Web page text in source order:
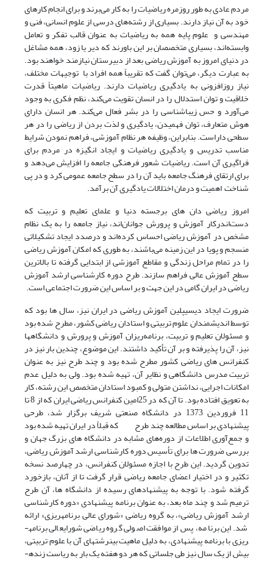
مردم عادی به طور روزمره ریاضیات را به کار می‌برند و برای انجام کارهای
خود به آن نیاز دارند. بسیاری از رشته‌های درسی از علوم انسانی، فنی و
مهندسی و علوم پایه همه به ریاضیات به عنوان قالب تفکر و تعامل
وابسته‌اند، بسیاری متخصصان بر این باورند که دیر یا زود، همه مشاغل
در دنیای امروز به آموزش ریاضی بعد از دبیرستان نیازمند خواهند بود.
به عبارت دیگر، می‌توان گفت که تقریباً همه افراد با توجیهات مختلف،
نیاز روزافزونی به یادگیری ریاضیات دارند. ریاضیات ماهیتاً قدرت
خلاقیت و توان استدلال را در انسان تقویت می‌کند، نظم فکری به وجود
می‌آورد و حس زیباشناسی را در بشر فعال می‌کند. هر انسان دارای
هوش متعارف، توان فهمیدن، یادگیری و لذت بردن از ریاضی را در هر
سطحی داراست. بنابراین، وظیفه هر نظام آموزشی، فراهم نمودن شرایط
مناسب تدریس و یادگیری ریاضیات و ایجاد انگیزه در مردم برای
فراگیری آن است. ریاضیات شعور فرهنگی جامعه را افزایش می‌دهد و
برای ارتقای فرهنگ جامعه باید آن را در سطح جامعه عمومی کرد و در پی
شناخت اهمیت و درمان اختلالات یادگیری آن برآمد.
امروز ریاضی دان های برجسته دنیا و علمای تعلیم و تربیت که
دست‌اندرکار آموزش و پرورش جوانان‌اند، نیاز جامعه را به یک نظام
مشخص در آموزش ریاضی احساس کرده‌اند و درصدد ایجاد تشکیلاتی
منسجم و پویا در این زمینه می‌باشند، به طوری که امکان آموزش ریاضی
را در تمام مراحل زندگی و مقاطع آموزشی از ابتدایی گرفته تا بالاترین
سطح آموزش عالی فراهم سازند. طرح دوره کارشناسی ارشد آموزش
ریاضی در ایران گامی در این جهت و بر اساس این ضرورت اجتماعی است.
ضرورت ایجاد دیسیپلین آموزش ریاضی در ایران نیز، سال ها بود که
توسط اندیشمندان علوم تربیتی و استادان ریاضی کشور، مطرح شده بود
و مسئولان تعلیم و تربیت، برنامه‌ریزان آموزش و پرورش و دانشگاه­ها
نیز، آن را پذیرفته و بر آن تأکید داشتند. این موضوع، چندین بار نیز در
کنفرانس های ریاضی کشور مطرح شده بود و چند طرح نیز به عنوان
تربیت مدرس دانشگاهی و نظایر آن، تهیه شده بود. ولی به دلیل عدم
امکانات اجرایی، نداشتن متولی و کمبود استادان متخصص این رشته، کار
به تعویق افتاده بود. تا آن که در 25­امین کنفرانس ریاضی ایران که از 8 تا
11 فروردین 1373 در دانشگاه صنعتی شریف برگزار شد، طرحی
پیشنهادی بر اساس مطالعه چند طرح که قبلاً در ایران تهیه شده بود
و جمع‌آوری اطلاعات از دوره‌های مشابه در دانشگاه های بزرگ جهان و
بررسی ضرورت ها برای تأسیس دوره کارشناسی ارشد آموزش ریاضی،
تدوین گردید. این طرح با اجازه مسئولان کنفرانس، در چهارصد نسخه
تکثیر و در اختیار اعضای جامعه ریاضی قرار گرفت تا از آنان، بازخورد
گرفته شود. با توجه به پیشنهادهای رسیده از دانشگاه ها، آن طرح
ترمیم شد و چند ماه بعد، به عنوان برنامه پیشنهادی «دوره کارشناسی
ارشد آموزش ریاضی»، به گروه ریاضی «شورای عالی برنامه­ریزی» ارائه
شد. این برنامه، پس از موافقت اصولی گروه ریاضی شورایعالی برنامه­
ریزی با برنامه پیشنهادی، به دلیل ماهیت بین­رشته­ای آن با علوم تربیتی،
بیش از یک سال نیز طی جلساتی که هر دو هفته یک بار به ریاست زنده­